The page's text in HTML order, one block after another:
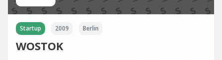
Startup 2009 Berlin
WOSTOK